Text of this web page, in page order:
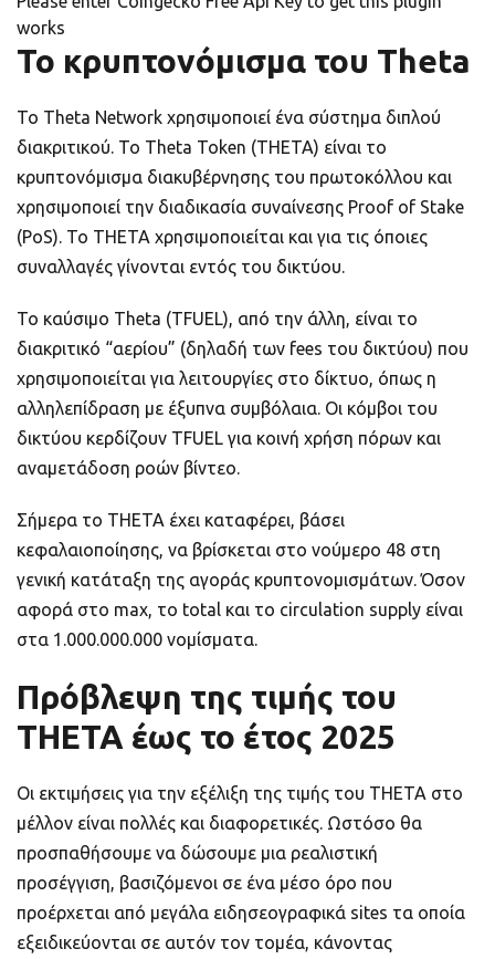
works
Το κρυπτονόμισμα του Τheta
Το Theta Network χρησιμοποιεί ένα σύστημα διπλού
διακριτικού. Το Theta Token (THETA) είναι το
κρυπτονόμισμα διακυβέρνησης του πρωτοκόλλου και
χρησιμοποιεί την διαδικασία συναίνεσης Proof of Stake
(PoS). Το THETA χρησιμοποιείται και για τις όποιες
συναλλαγές γίνονται εντός του δικτύου.
Το καύσιμο Theta (TFUEL), από την άλλη, είναι το
διακριτικό “αερίου” (δηλαδή των fees του δικτύου) που
χρησιμοποιείται για λειτουργίες στο δίκτυο, όπως η
αλληλεπίδραση με έξυπνα συμβόλαια. Οι κόμβοι του
δικτύου κερδίζουν TFUEL για κοινή χρήση πόρων και
αναμετάδοση ροών βίντεο.
Σήμερα το THETA έχει καταφέρει, βάσει
κεφαλαιοποίησης, να βρίσκεται στο νούμερο 48 στη
γενική κατάταξη της αγοράς κρυπτονομισμάτων. Όσον
αφορά στο max, το total και το circulation supply είναι
στα 1.000.000.000 νομίσματα.
Πρόβλεψη της τιμής του
ΤΗΕΤΑ έως το έτος 2025
Οι εκτιμήσεις για την εξέλιξη της τιμής του THETA στο
μέλλον είναι πολλές και διαφορετικές. Ωστόσο θα
προσπαθήσουμε να δώσουμε μια ρεαλιστική
προσέγγιση, βασιζόμενοι σε ένα μέσο όρο που
προέρχεται από μεγάλα ειδησεογραφικά sites τα οποία
εξειδικεύονται σε αυτόν τον τομέα, κάνοντας